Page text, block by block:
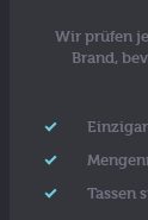
Wir prüfen
Brand,
Tassen